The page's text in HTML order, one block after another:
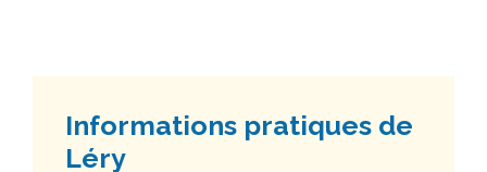
Informations pratiques de
Léry